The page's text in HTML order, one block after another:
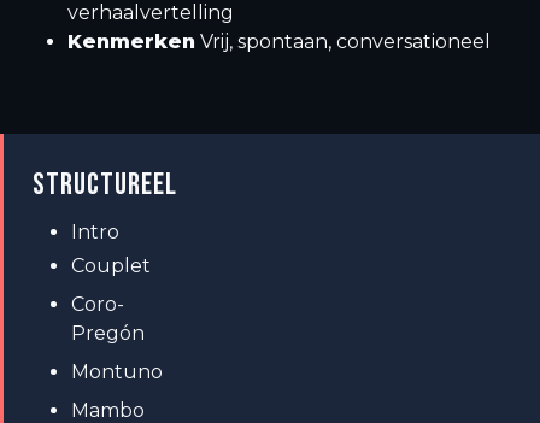
verhaalvertelling
Kenmerken Vrij, spontaan, conversationeel
STRUCTUREEL
Intro
Couplet
Coro-
Pregón
Montuno
Mambo